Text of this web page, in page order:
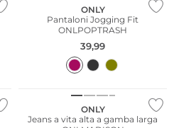
ONLY
Pantaloni Jogging Fit
ONLPOPTRASH
39,99
ONLY
Jeans a vita alta a gamba larga